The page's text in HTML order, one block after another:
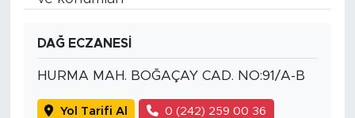
DAĞ ECZANESİ
HURMA MAH. BOĞAÇAY CAD. NO:91/A-B
Yol Tarifi Al 0 (242) 259 00 36